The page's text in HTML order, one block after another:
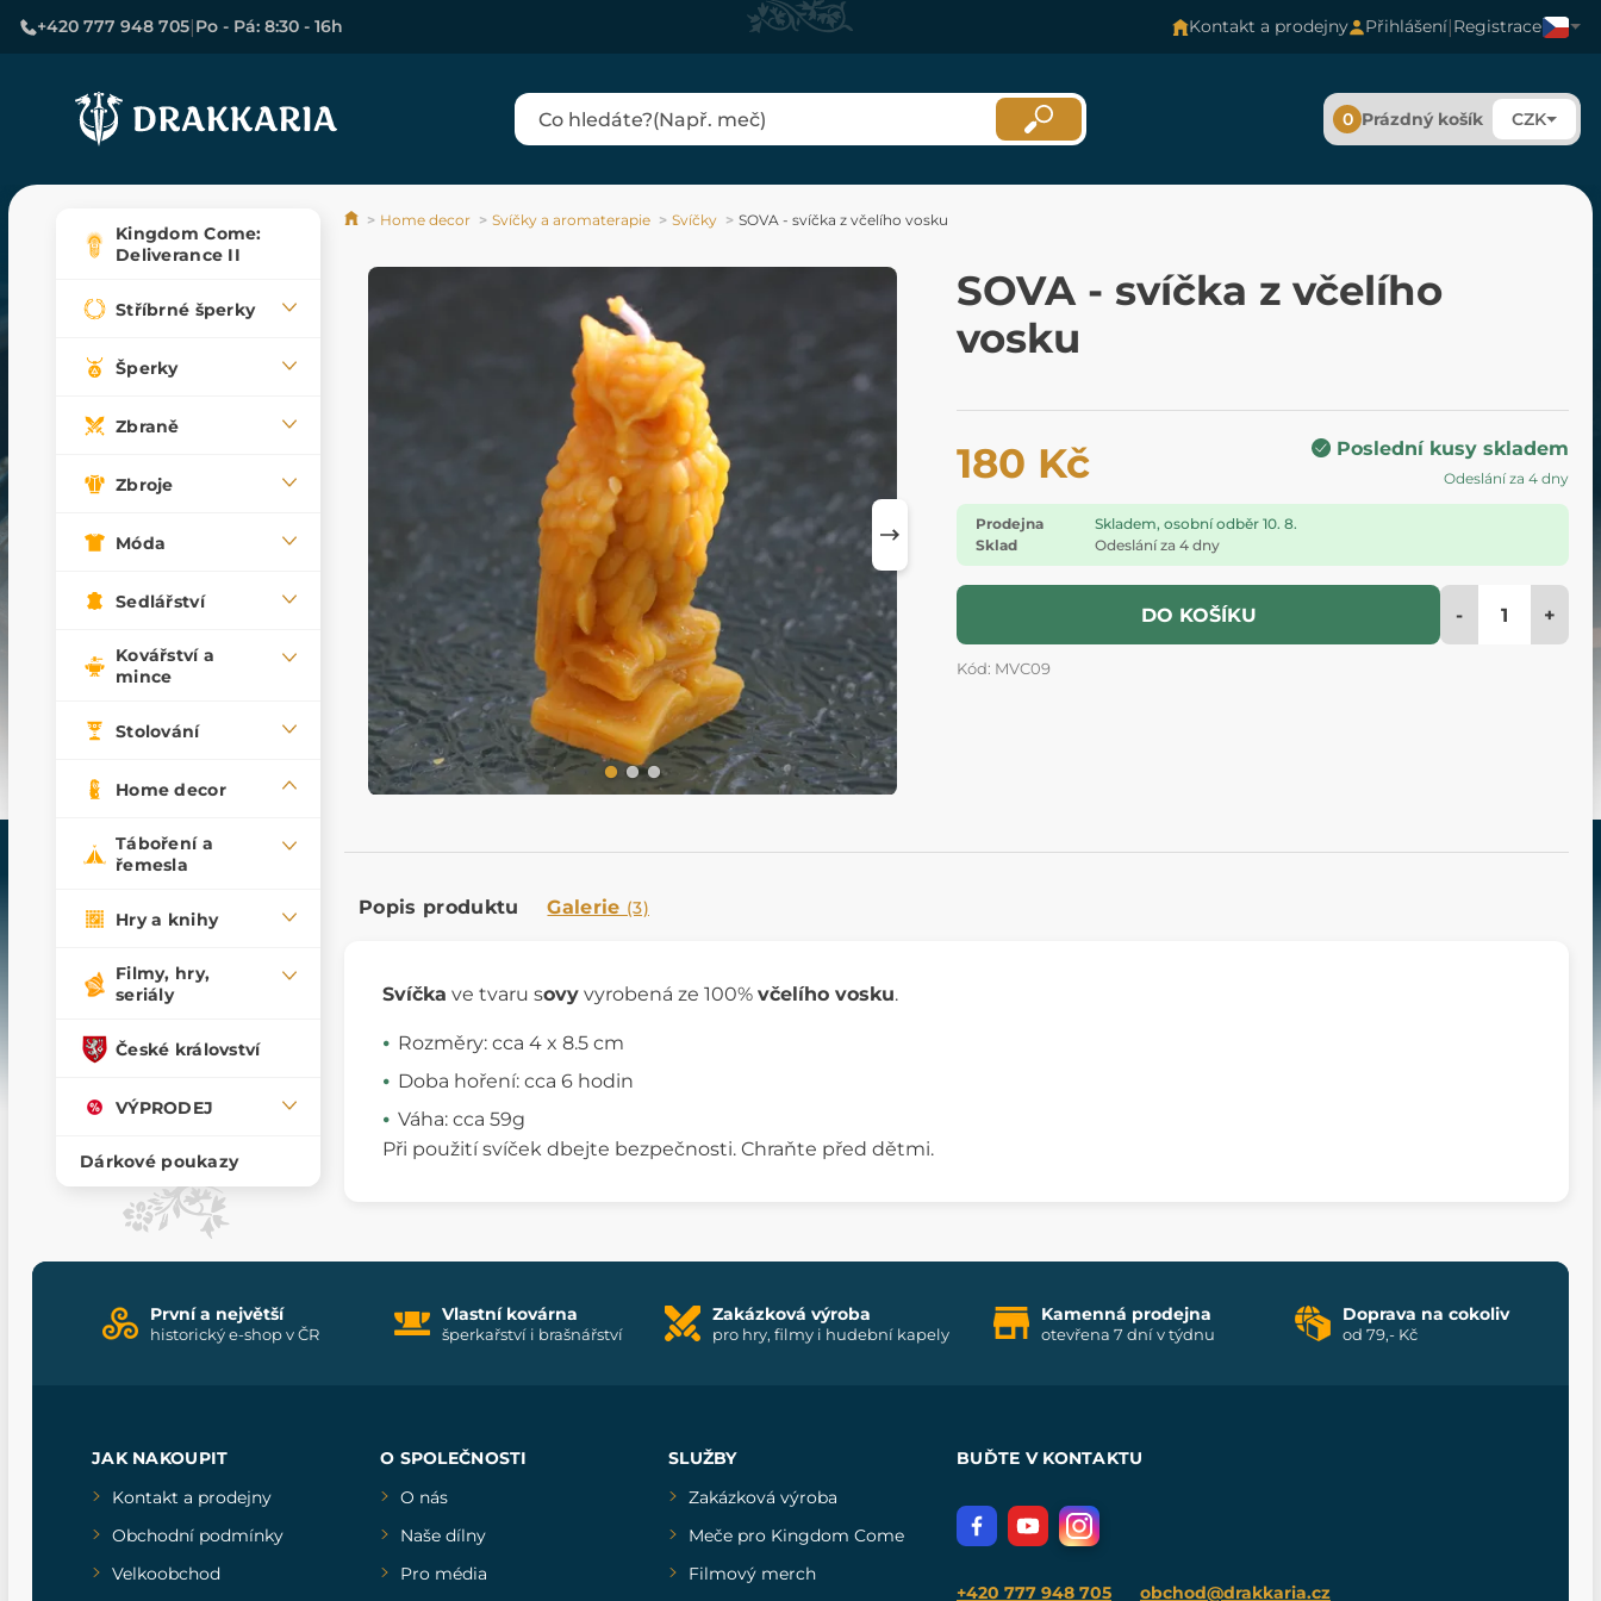
+420 777 948 705|Po - Pá: 8:30 - 16h Kontakt a prodejny Přihlášení|Registrace
0 Prázdný košík CZK
Kingdom Come:
Deliverance II
Stříbrné šperky
Šperky
Zbraně
Zbroje
Móda
Sedlářství
Kovářství a
mince
Stolování
Home decor
Táboření a
řemesla
Hry a knihy
Filmy, hry,
seriály
České království
VÝPRODEJ
Dárkové poukazy
Home decor Svíčky a aromaterapie Svíčky SOVA - svíčka z včelího vosku
SOVA - svíčka z včelího
vosku
180 Kč Poslední kusy skladem
Odeslání za 4 dny
Prodejna
Skladem, osobní odběr 10. 8.
Sklad
Odeslání za 4 dny
DO KOŠÍKU - +
Kód: MVC09
Popis produktu Galerie (3)
Svíčka ve tvaru sovy vyrobená ze 100% včelího vosku.
Rozměry: cca 4 x 8.5 cm
Doba hoření: cca 6 hodin
Váha: cca 59g
Při použití svíček dbejte bezpečnosti. Chraňte před dětmi.
První a největší
historický e-shop v ČR
Vlastní kovárna
šperkařství i brašnářství
Zakázková výroba
pro hry, filmy i hudební kapely
Kamenná prodejna
otevřena 7 dní v týdnu
Doprava na cokoliv
od 79,- Kč
JAK NAKOUPIT
Kontakt a prodejny
Obchodní podmínky
Velkoobchod
O SPOLEČNOSTI
O nás
Naše dílny
Pro média
SLUŽBY
Zakázková výroba
Meče pro Kingdom Come
Filmový merch
BUĎTE V KONTAKTU
+420 777 948 705 obchod@drakkaria.cz